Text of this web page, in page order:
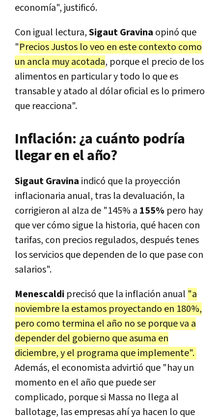
economía", justificó.
Con igual lectura,Sigaut Gravina opinó que
"Precios Justos lo veo en este contexto como
un ancla muy acotada, porque el precio de los
alimentos en particular y todo lo que es
transable y atado al dólar oficial es lo primero
que reacciona".
Inflación: ¿a cuánto podría
llegar en el año?
Sigaut Gravina indicó que la proyección
inflacionaria anual, tras la devaluación, la
corrigieron al alza de "145% a 155% pero hay
que ver cómo sigue la historia, qué hacen con
tarifas, con precios regulados, después tenes
los servicios que dependen de lo que pase con
salarios".
Menescaldi precisó que la inflación anual "a
noviembre la estamos proyectando en 180%,
pero como termina el año no se porque va a
depender del gobierno que asuma en
diciembre, y el programa que implemente".
Además, el economista advirtió que "hay un
momento en el año que puede ser
complicado, porque si Massa no llega al
ballotage, las empresas ahí ya hacen lo que